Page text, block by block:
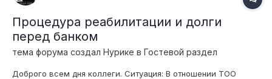
Процедура реабилитации и долги
перед банком
тема форума создал Нурике в Гостевой раздел
Доброго всем дня коллеги. Ситуация: В отношении ТОО